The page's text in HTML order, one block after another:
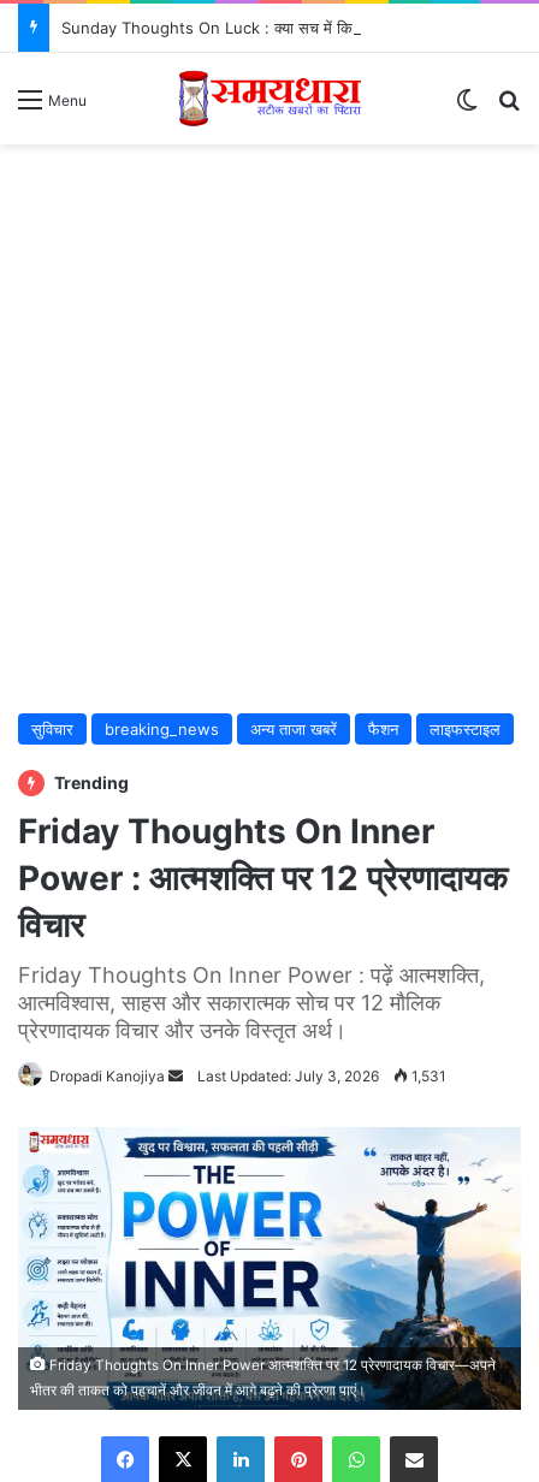
Menu
सुविचार breaking_news अन्य ताजा खबरें फैशन लाइफस्टाइल
Trending
Friday Thoughts On Inner
Power : आत्मशक्ति पर 12 प्रेरणादायक
विचार
Friday Thoughts On Inner Power : पढ़ें आत्मशक्ति,
आत्मविश्वास, साहस और सकारात्मक सोच पर 12 मौलिक
प्रेरणादायक विचार और उनके विस्तृत अर्थ।
Dropadi Kanojiya
Send
email
Last Updated: July 3, 2026 1,531
Friday Thoughts On Inner Power आत्मशक्ति पर 12 प्रेरणादायक विचार—अपने
भीतर की ताकत को पहचानें और जीवन में आगे बढ़ने की प्रेरणा पाएं।
Facebook
X LinkedInPinterestWhatsAppShare via Email